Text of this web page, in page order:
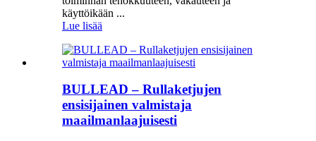
käyttöikään ...
Lue lisää
BULLEAD – Rullaketjujen
ensisijainen valmistaja
maailmanlaajuisesti